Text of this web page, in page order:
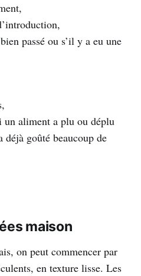
passé ou s’il y a eu une
un aliment a plu ou déplu
goûté beaucoup de
maison
on peut commencer par
en texture lisse. Les